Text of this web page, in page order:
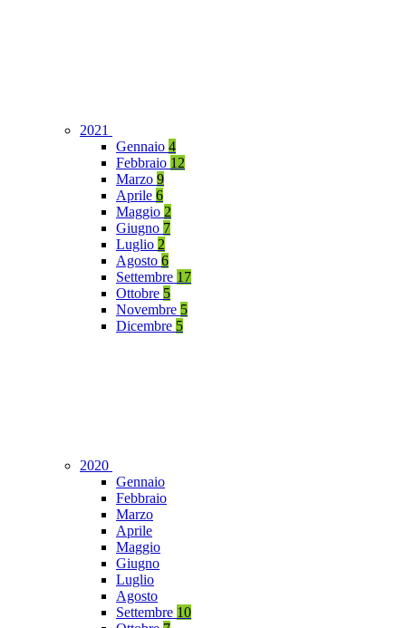
2021
Gennaio 4
Febbraio 12
Marzo 9
Aprile 6
Maggio 2
Giugno 7
Luglio 2
Agosto 6
Settembre 17
Ottobre 5
Novembre 5
Dicembre 5
2020
Gennaio
Febbraio
Marzo
Aprile
Maggio
Giugno
Luglio
Agosto
Settembre 10